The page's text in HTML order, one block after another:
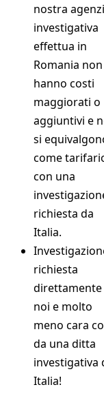
nostra
investigativa
effettua in
Romania non
hanno costi
maggiorati o
aggiuntivi e
si
come
con una
richiesta da
Italia.
richiesta
direttamente
noi e molto
meno cara
da una ditta
investigativa
Italia!